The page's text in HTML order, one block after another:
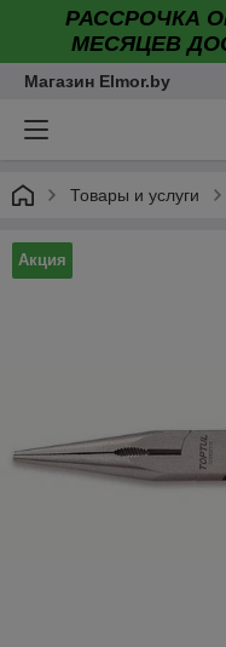
РАССРОЧКА
МЕСЯЦЕВ
Магазин Elmor.by
Товары и услуги
Акция